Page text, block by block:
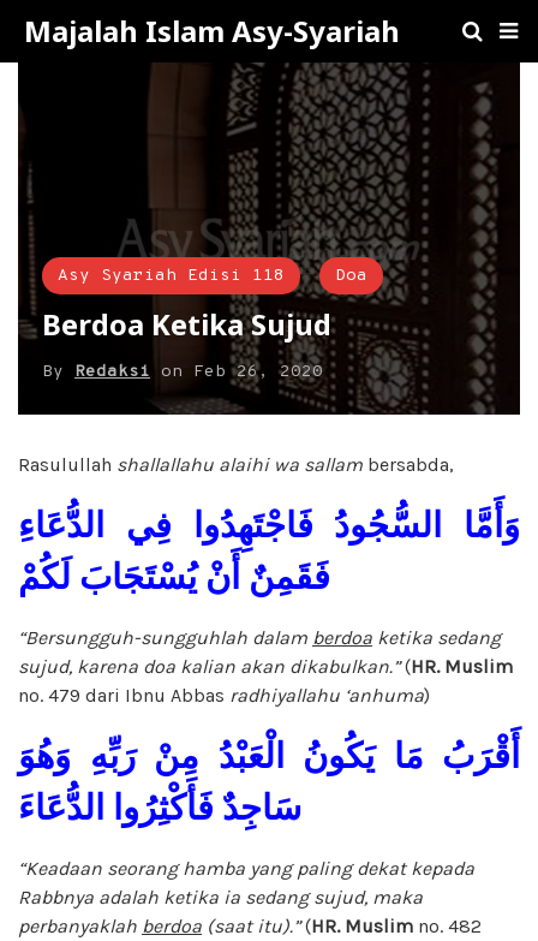
Majalah Islam Asy-Syariah
Asy Syariah Edisi 118 Doa
Berdoa Ketika Sujud
By Redaksi on Feb 26, 2020
Rasulullah shallallahu alaihi wa sallam bersabda,
وَأَمَّا السُّجُودُ فَاجْتَهِدُوا فِي الدُّعَاءِ
فَقَمِنٌ أَنْ يُسْتَجَابَ لَكُمْ
“Bersungguh-sungguhlah dalam berdoa ketika sedang
sujud, karena doa kalian akan dikabulkan.”(HR. Muslim
no. 479 dari Ibnu Abbas radhiyallahu ‘anhuma)
أَقْرَبُ مَا يَكُونُ الْعَبْدُ مِنْ رَبِّهِ وَهُوَ
سَاجِدٌ فَأَكْثِرُوا الدُّعَاءَ
“Keadaan seorang hamba yang paling dekat kepada
Rabbnya adalah ketika ia sedang sujud, maka
perbanyaklah berdoa (saat itu).”(HR. Muslim no. 482